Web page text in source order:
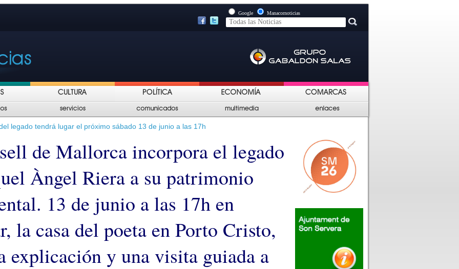
Google Manacornoticias
legado tendrá lugar el próximo sábado 13 de junio a las 17h
de Mallorca incorpora el legado
Àngel Riera a su patrimonio
13 de junio a las 17h en
la casa del poeta en Porto Cristo,
explicación y una visita guiada a